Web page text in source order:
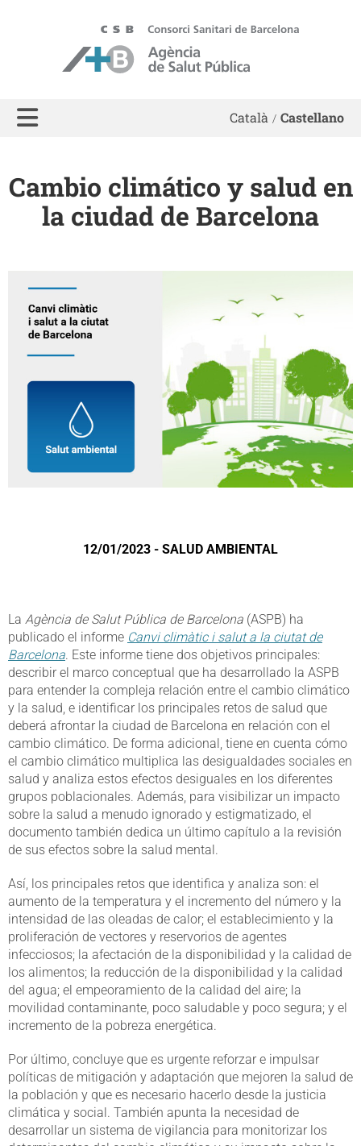
Català Castellano
Cambio climático y salud en
la ciudad de Barcelona
12/01/2023 - SALUD AMBIENTAL
La Agència de Salut Pública de Barcelona (ASPB) ha
publicado el informe Canvi climàtic i salut a la ciutat de
Barcelona. Este informe tiene dos objetivos principales:
describir el marco conceptual que ha desarrollado la ASPB
para entender la compleja relación entre el cambio climático
y la salud, e identificar los principales retos de salud que
deberá afrontar la ciudad de Barcelona en relación con el
cambio climático. De forma adicional, tiene en cuenta cómo
el cambio climático multiplica las desigualdades sociales en
salud y analiza estos efectos desiguales en los diferentes
grupos poblacionales. Además, para visibilizar un impacto
sobre la salud a menudo ignorado y estigmatizado, el
documento también dedica un último capítulo a la revisión
de sus efectos sobre la salud mental.
Así, los principales retos que identifica y analiza son: el
aumento de la temperatura y el incremento del número y la
intensidad de las oleadas de calor; el establecimiento y la
proliferación de vectores y reservorios de agentes
infecciosos; la afectación de la disponibilidad y la calidad de
los alimentos; la reducción de la disponibilidad y la calidad
del agua; el empeoramiento de la calidad del aire; la
movilidad contaminante, poco saludable y poco segura; y el
incremento de la pobreza energética.
Por último, concluye que es urgente reforzar e impulsar
políticas de mitigación y adaptación que mejoren la salud de
la población y que es necesario hacerlo desde la justicia
climática y social. También apunta la necesidad de
desarrollar un sistema de vigilancia para monitorizar los